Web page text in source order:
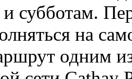
и субботам.
на
одним